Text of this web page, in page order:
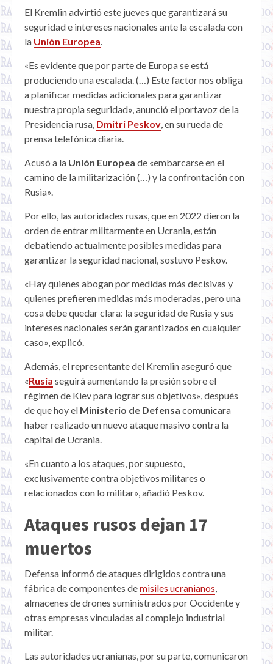
El Kremlin advirtió este jueves que garantizará su
seguridad e intereses nacionales ante la escalada con
la Unión Europea.
«Es evidente que por parte de Europa se está
produciendo una escalada. (…) Este factor nos obliga
a planificar medidas adicionales para garantizar
nuestra propia seguridad», anunció el portavoz de la
Presidencia rusa, Dmitri Peskov, en su rueda de
prensa telefónica diaria.
Acusó a la Unión Europea de «embarcarse en el
camino de la militarización (…) y la confrontación con
Rusia».
Por ello, las autoridades rusas, que en 2022 dieron la
orden de entrar militarmente en Ucrania, están
debatiendo actualmente posibles medidas para
garantizar la seguridad nacional, sostuvo Peskov.
«Hay quienes abogan por medidas más decisivas y
quienes prefieren medidas más moderadas, pero una
cosa debe quedar clara: la seguridad de Rusia y sus
intereses nacionales serán garantizados en cualquier
caso», explicó.
Además, el representante del Kremlin aseguró que
«Rusia seguirá aumentando la presión sobre el
régimen de Kiev para lograr sus objetivos», después
de que hoy el Ministerio de Defensa comunicara
haber realizado un nuevo ataque masivo contra la
capital de Ucrania.
«En cuanto a los ataques, por supuesto,
exclusivamente contra objetivos militares o
relacionados con lo militar», añadió Peskov.
Ataques rusos dejan 17
muertos
Defensa informó de ataques dirigidos contra una
fábrica de componentes demisiles ucranianos,
almacenes de drones suministrados por Occidente y
otras empresas vinculadas al complejo industrial
militar.
Las autoridades ucranianas, por su parte, comunicaron